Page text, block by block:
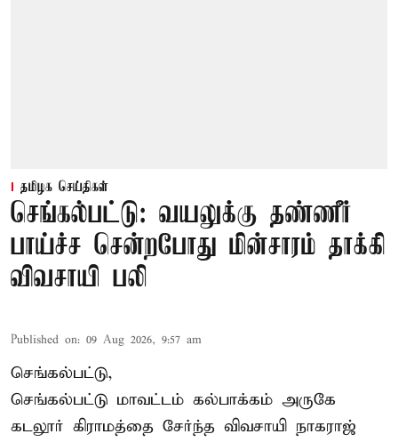
தமிழக செய்திகள்
செங்கல்பட்டு: வயலுக்கு தண்ணீர்
பாய்ச்ச சென்றபோது மின்சாரம் தாக்கி
விவசாயி பலி
Published on: 09 Aug 2026, 9:57 am
செங்கல்பட்டு,
செங்கல்பட்டு மாவட்டம் கல்பாக்கம் அருகே
கடலூர் கிராமத்தை சேர்ந்த விவசாயி நாகராஜ்